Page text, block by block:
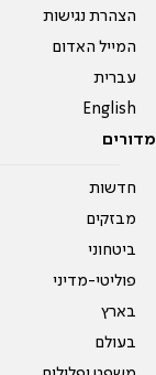
הצהרת נגישות
המייל האדום
עברית
English
מדורים
חדשות
מבזקים
ביטחוני
פוליטי-מדיני
בארץ
בעולם